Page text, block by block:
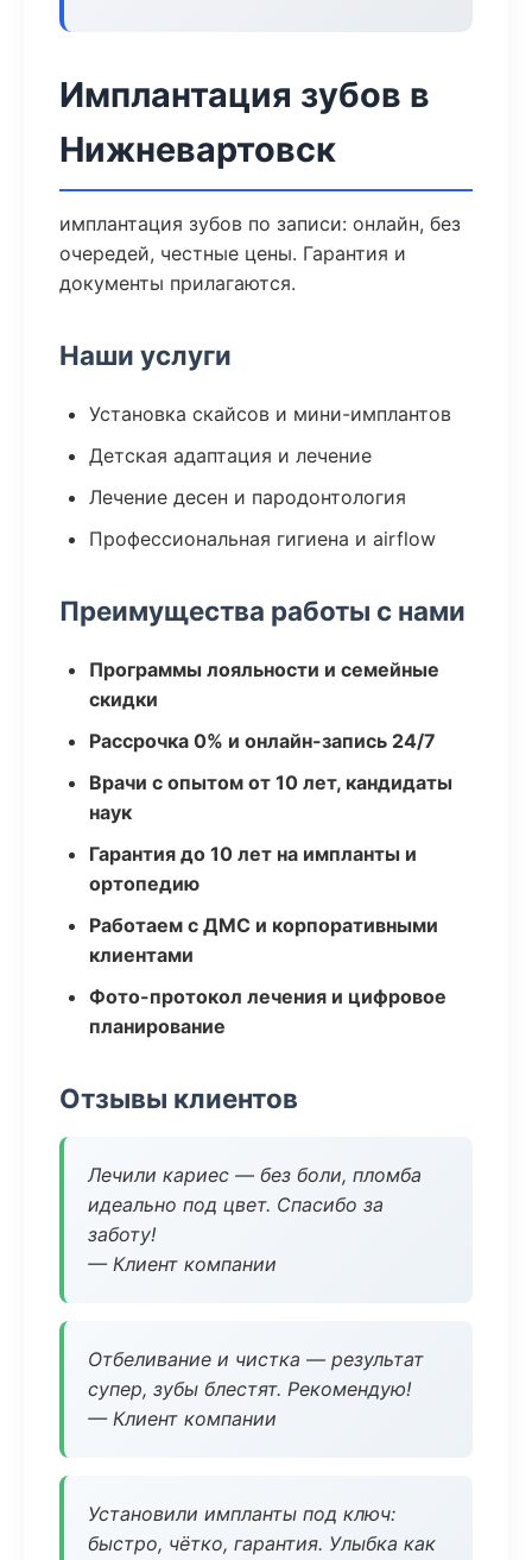
Имплантация зубов в
Нижневартовск
имплантация зубов по записи: онлайн, без
очередей, честные цены. Гарантия и
документы прилагаются.
Наши услуги
Установка скайсов и мини-имплантов
Детская адаптация и лечение
Лечение десен и пародонтология
Профессиональная гигиена и airflow
Преимущества работы с нами
Программы лояльности и семейные
скидки
Рассрочка 0% и онлайн-запись 24/7
Врачи с опытом от 10 лет, кандидаты
наук
Гарантия до 10 лет на импланты и
ортопедию
Работаем с ДМС и корпоративными
клиентами
Фото-протокол лечения и цифровое
планирование
Отзывы клиентов
Лечили кариес — без боли, пломба
идеально под цвет. Спасибо за
заботу!
— Клиент компании
Отбеливание и чистка — результат
супер, зубы блестят. Рекомендую!
— Клиент компании
Установили импланты под ключ:
быстро, чётко, гарантия. Улыбка как